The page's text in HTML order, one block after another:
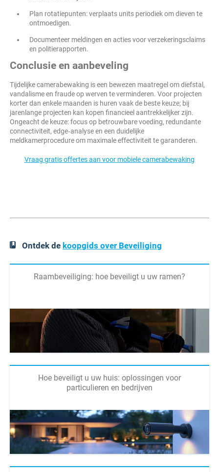
Plan rotatiepunten: verplaats units periodiek om dieven te
ontmoedigen.
Documenteer meldingen en acties voor verzekeringsclaims
en politierapporten.
Conclusie en aanbeveling
Tijdelijke camerabewaking is een bewezen maatregel om diefstal,
vandalisme en fraude op werven te verminderen. Voor projecten
korter dan enkele maanden is huren vaak de beste keuze; bij
jarenlange projecten kan kopen financieel aantrekkelijker zijn.
Ongeacht de keuze: focus op betrouwbare voeding, redundante
connectiviteit, edge‑analyse en een duidelijke
meldkamerprocedure om maximale effectiviteit te garanderen.
Vraag gratis offertes aan voor mobiele camerabewaking
Ontdek de koopgids over Beveiliging
Raambeveiliging: hoe beveiligt u uw ramen?
Hoe beveiligt u uw huis: oplossingen voor
particulieren en bedrijven